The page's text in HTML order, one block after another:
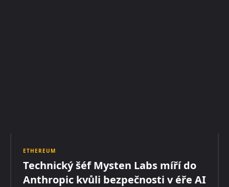
ETHEREUM
Technický šéf Mysten Labs míří do
Anthropic kvůli bezpečnosti v éře AI